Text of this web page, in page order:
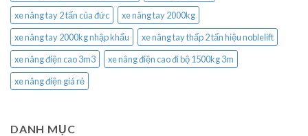
xe nâng tay 2 tấn của đức
xe nâng tay 2000kg
xe nâng tay 2000kg nhập khẩu
xe nâng tay thấp 2 tấn hiệu noblelift
xe nâng điện cao 3m3
xe nâng điện cao đi bộ 1500kg 3m
xe nâng điện giá rẻ
DANH MỤC